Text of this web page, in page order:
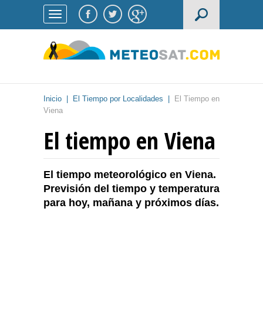
Inicio El Tiempo por Localidades
El Tiempo en
Viena
El tiempo en Viena
El tiempo meteorológico en Viena.
Previsión del tiempo y temperatura
para hoy, mañana y próximos días.